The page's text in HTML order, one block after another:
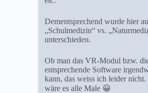
Dementsprechend wurde hier
„Schulmedizin“ vs.
unterschieden.
Ob man das VR-Modul bzw.
entsprechende Software
kann, das weiss ich leider nicht.
wäre es alle Male 😀